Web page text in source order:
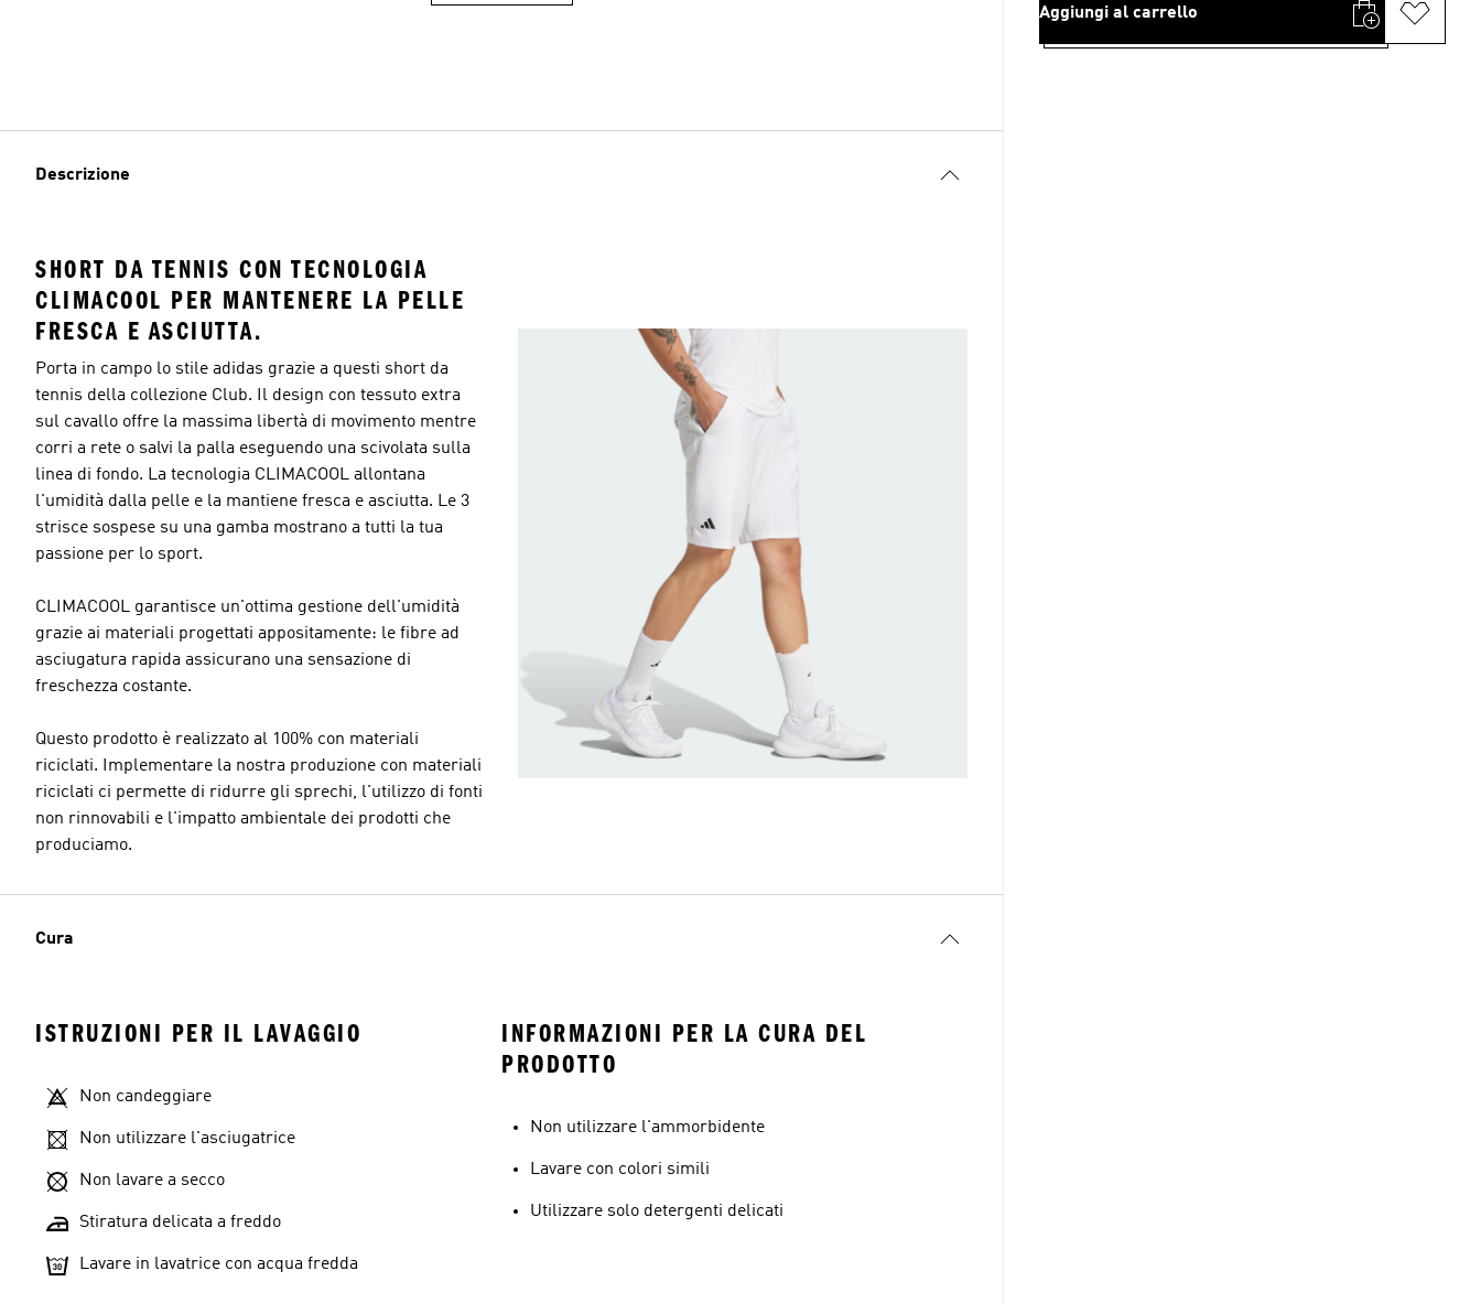
Descrizione
SHORT DA TENNIS CON TECNOLOGIA
CLIMACOOL PER MANTENERE LA PELLE
FRESCA E ASCIUTTA.
Porta in campo lo stile adidas grazie a questi short da
tennis della collezione Club. Il design con tessuto extra
sul cavallo offre la massima libertà di movimento mentre
corri a rete o salvi la palla eseguendo una scivolata sulla
linea di fondo. La tecnologia CLIMACOOL allontana
l'umidità dalla pelle e la mantiene fresca e asciutta. Le 3
strisce sospese su una gamba mostrano a tutti la tua
passione per lo sport.
CLIMACOOL garantisce un'ottima gestione dell'umidità
grazie ai materiali progettati appositamente: le fibre ad
asciugatura rapida assicurano una sensazione di
freschezza costante.
Questo prodotto è realizzato al 100% con materiali
riciclati. Implementare la nostra produzione con materiali
riciclati ci permette di ridurre gli sprechi, l'utilizzo di fonti
non rinnovabili e l'impatto ambientale dei prodotti che
produciamo.
Cura
ISTRUZIONI PER IL LAVAGGIO
Non candeggiare
Non utilizzare l'asciugatrice
Non lavare a secco
Stiratura delicata a freddo
Lavare in lavatrice con acqua fredda
INFORMAZIONI PER LA CURA DEL
PRODOTTO
Non utilizzare l'ammorbidente
Lavare con colori simili
Utilizzare solo detergenti delicati
Aggiungi al carrello